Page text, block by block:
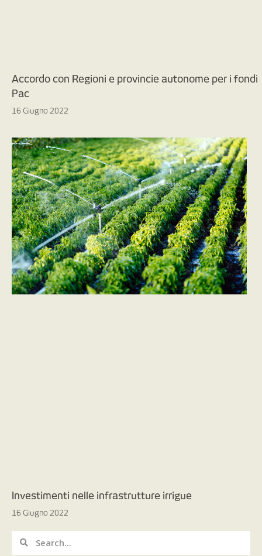
Accordo con Regioni e provincie autonome per i fondi
Pac
16 Giugno 2022
Investimenti nelle infrastrutture irrigue
16 Giugno 2022